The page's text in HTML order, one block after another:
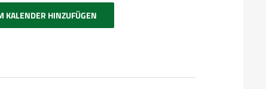
KALENDER HINZUFÜGEN